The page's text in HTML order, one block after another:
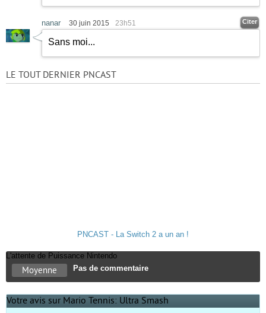
nanar 30 juin 2015 23h51 Citer
Sans moi...
LE TOUT DERNIER PNCAST
PNCAST - La Switch 2 a un an !
L'attente de Puissance Nintendo
Moyenne Pas de commentaire
Votre avis sur Mario Tennis: Ultra Smash